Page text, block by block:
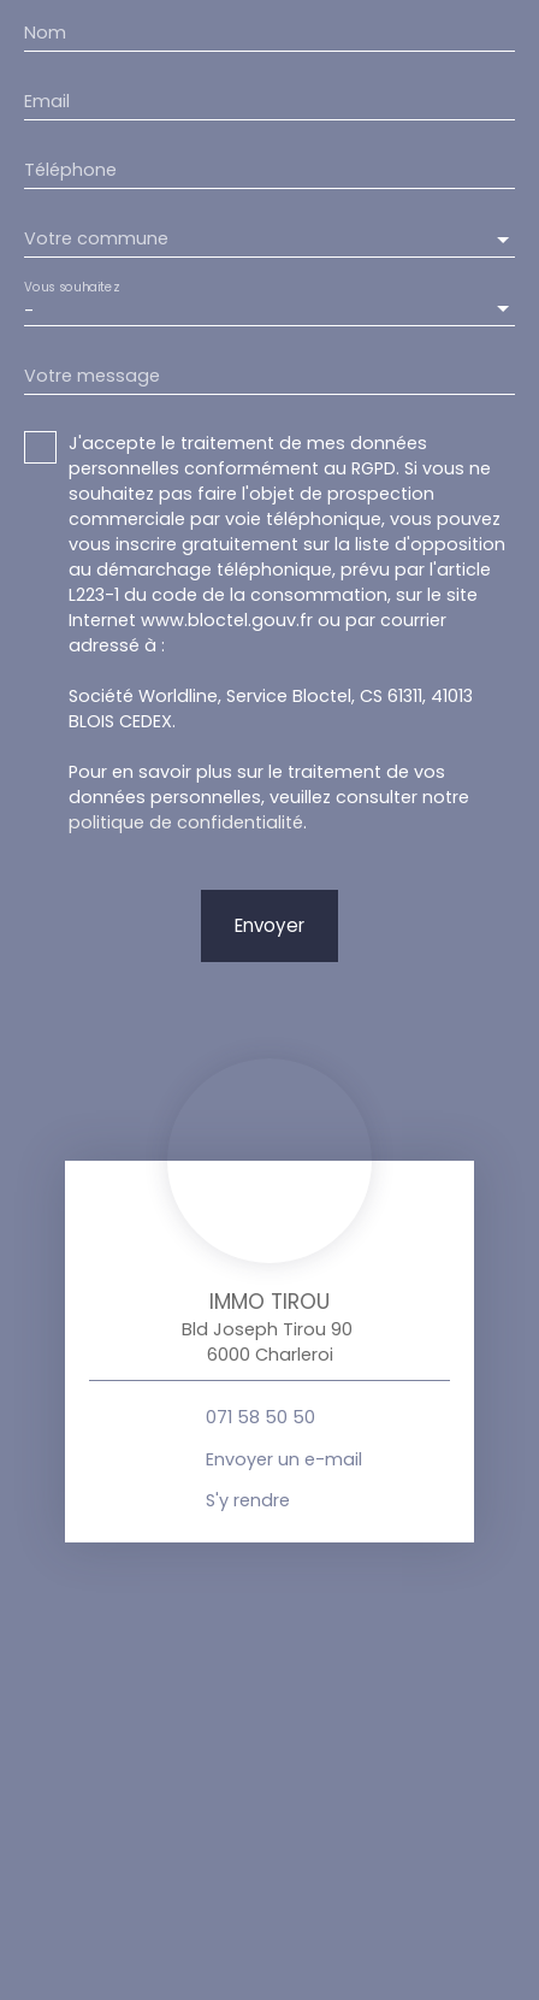
Nom
Email
Téléphone
Votre commune
-
Vous souhaitez
Votre message
J'accepte le traitement de mes données
personnelles conformément au RGPD. Si vous ne
souhaitez pas faire l'objet de prospection
commerciale par voie téléphonique, vous pouvez
vous inscrire gratuitement sur la liste d'opposition
au démarchage téléphonique, prévu par l'article
L223-1 du code de la consommation, sur le site
Internet www.bloctel.gouv.fr ou par courrier
adressé à :
Société Worldline, Service Bloctel, CS 61311, 41013
BLOIS CEDEX.
Pour en savoir plus sur le traitement de vos
données personnelles, veuillez consulter notre
politique de confidentialité.
Envoyer
IMMO TIROU
Bld Joseph Tirou 90
6000 Charleroi
071 58 50 50
Envoyer un e-mail
S'y rendre